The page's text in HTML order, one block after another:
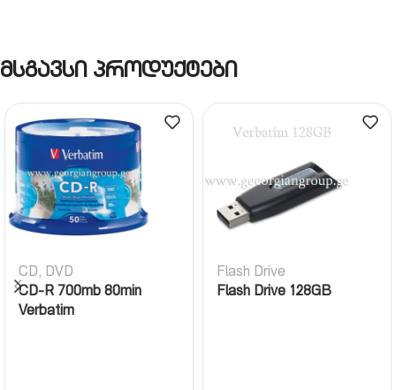
მსგავსი პროდუქტები
CD, DVD
CD-R 700mb 80min
Verbatim
Flash Drive
Flash Drive 128GB